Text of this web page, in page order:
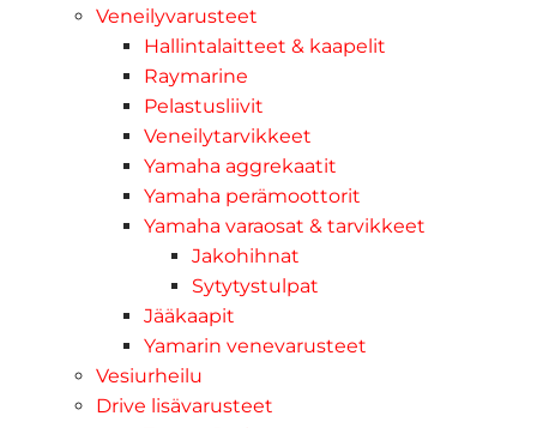
Veneilyvarusteet
Hallintalaitteet & kaapelit
Raymarine
Pelastusliivit
Veneilytarvikkeet
Yamaha aggrekaatit
Yamaha perämoottorit
Yamaha varaosat & tarvikkeet
Jakohihnat
Sytytystulpat
Jääkaapit
Yamarin venevarusteet
Vesiurheilu
Drive lisävarusteet